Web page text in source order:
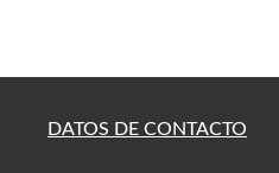
DATOS DE CONTACTO